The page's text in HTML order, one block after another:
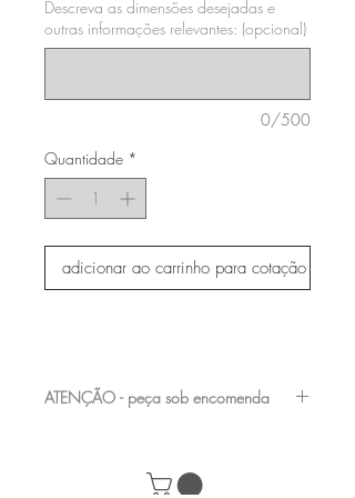
Descreva as dimensões desejadas e
outras informações relevantes: (opcional)
0/500
Quantidade *
adicionar ao carrinho para cotação
ATENÇÃO - peça sob encomenda